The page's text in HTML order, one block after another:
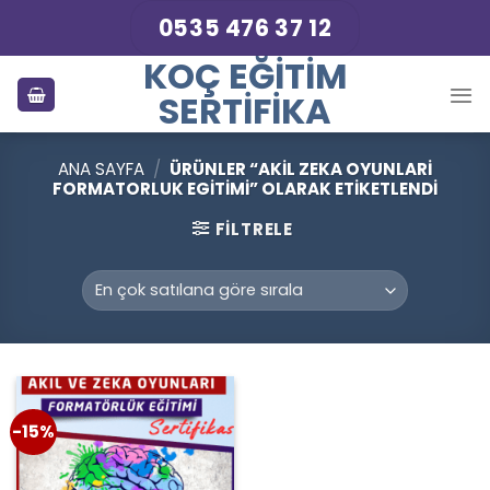
0535 476 37 12
KOÇ EĞITIM
SERTIFIKA
ANA SAYFA / ÜRÜNLER “AKIL ZEKA OYUNLARI
FORMATORLUK EGITIMI” OLARAK ETIKETLENDI
FILTRELE
-15%